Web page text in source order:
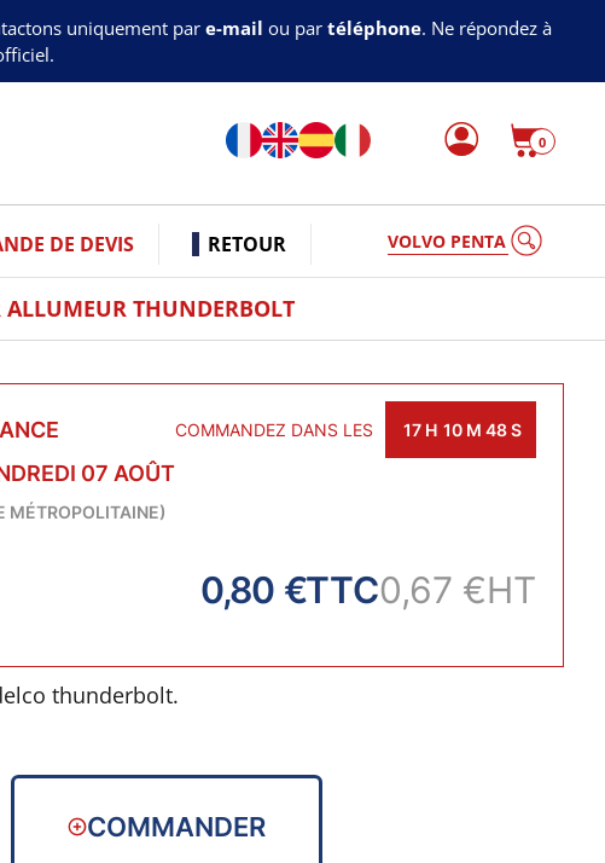
uniquement par e-mail ou par téléphone. Ne répondez à
0
DE DEVIS RETOUR VOLVO PE
ALLUMEUR THUNDERBOLT
07 AOÛT
MÉTROPOLITAINE)
COMMANDEZ DANS LES 17 H 10 M47S
0,80 €TTC0,67 €HT
thunderbolt.
COMMANDER